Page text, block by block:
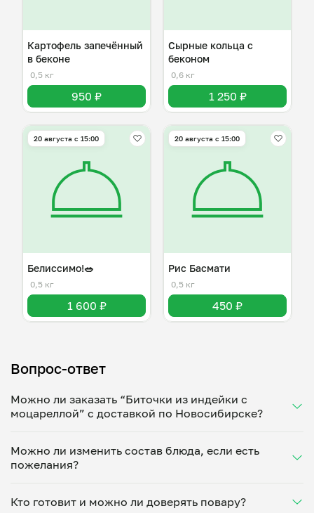
Картофель запечённый
в беконе
0,5 кг
950 ₽
Сырные кольца с
беконом
0,6 кг
1 250 ₽
20 августа с 15:00
Белиссимо!🥗
0,5 кг
1 600 ₽
20 августа с 15:00
Рис Басмати
0,5 кг
450 ₽
Вопрос-ответ
Можно ли заказать “Биточки из индейки с
моцареллой” с доставкой по Новосибирске?
Укажите удобное время — и получите свежее
домашнее блюдо в большой порции прямо с плиты.
минут. Статус заказа отслеживайте в личном
кабинете, а с поваром можно связаться напрямую в
Можно ли изменить состав блюда, если есть
пожелания?
ваши предпочтения: уберет специи, снизит
Кто готовит и можно ли доверять повару?